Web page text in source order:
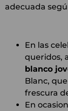
adecuada
En las
queridos,
blanco
Blanc,
frescura
En